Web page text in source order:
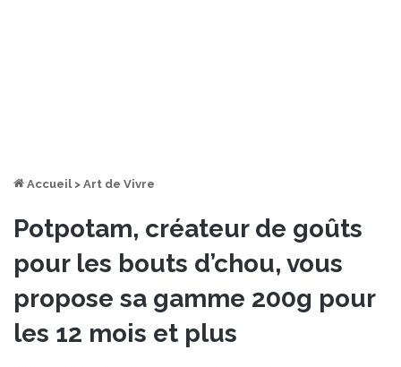
Accueil > Art de Vivre
Potpotam, créateur de goûts
pour les bouts d’chou, vous
propose sa gamme 200g pour
les 12 mois et plus